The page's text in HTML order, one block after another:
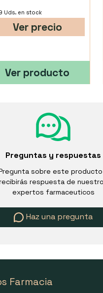
Uds. en stock
Ver precio
Ver producto
Preguntas y respuestas
sobre este
respuesta de
expertos farmaceuticos
Haz una pregunta
Farmacia